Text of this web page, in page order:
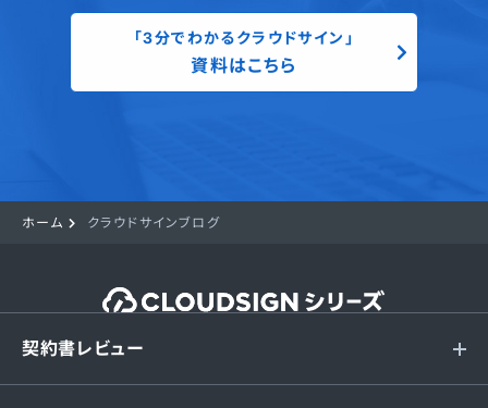
「3分でわかるクラウドサイン」
資料はこちら
ホーム クラウドサインブログ
契約書レビュー